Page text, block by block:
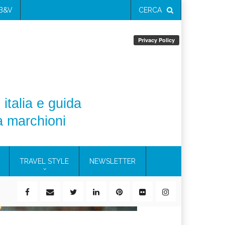
CERCA
italia e guida
marchioni
TRAVEL STYLE NEWSLETTER